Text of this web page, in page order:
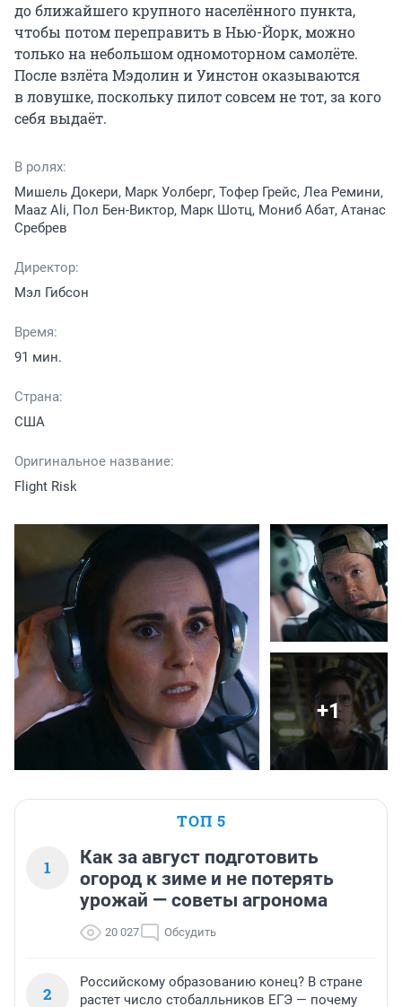
до ближайшего крупного населённого пункта,
чтобы потом переправить в Нью-Йорк, можно
только на небольшом одномоторном самолёте.
После взлёта Мэдолин и Уинстон оказываются
в ловушке, поскольку пилот совсем не тот, за кого
себя выдаёт.
В ролях:
Мишель Докери, Марк Уолберг, Тофер Грейс, Леа Ремини,
Maaz Ali, Пол Бен-Виктор, Марк Шотц, Мониб Абат, Атанас
Сребрев
Директор:
Мэл Гибсон
Время:
91 мин.
Страна:
США
Оригинальное название:
Flight Risk
+1
ТОП 5
1
Как за август подготовить
огород к зиме и не потерять
урожай — советы агронома
20 027 Обсудить
2
Российскому образованию конец? В стране
растет число стобалльников ЕГЭ — почему